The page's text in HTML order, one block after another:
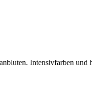
Intensivfarben und